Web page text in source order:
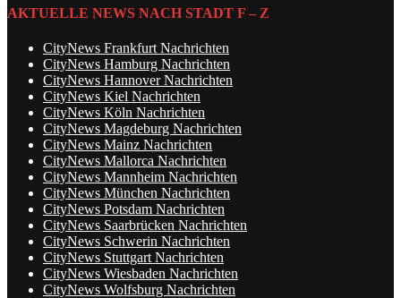
AKTUELLE NEWS NACH STADT F – Z
CityNews Frankfurt Nachrichten
CityNews Hamburg Nachrichten
CityNews Hannover Nachrichten
CityNews Kiel Nachrichten
CityNews Köln Nachrichten
CityNews Magdeburg Nachrichten
CityNews Mainz Nachrichten
CityNews Mallorca Nachrichten
CityNews Mannheim Nachrichten
CityNews München Nachrichten
CityNews Potsdam Nachrichten
CityNews Saarbrücken Nachrichten
CityNews Schwerin Nachrichten
CityNews Stuttgart Nachrichten
CityNews Wiesbaden Nachrichten
CityNews Wolfsburg Nachrichten